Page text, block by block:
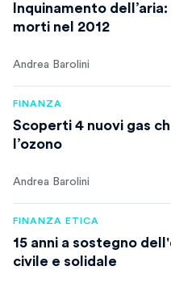
Inquinamento
morti nel 2012
Andrea Barolini
FINANZA
Scoperti 4 nuovi gas
l’ozono
Andrea Barolini
FINANZA ETICA
15 anni a sostegno
civile e solidale